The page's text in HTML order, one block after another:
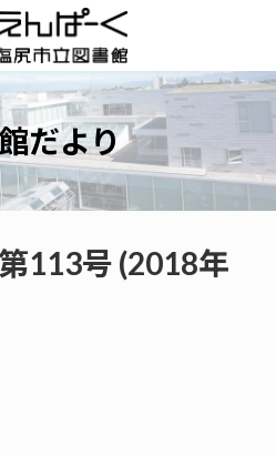
だより
113号 (2018年